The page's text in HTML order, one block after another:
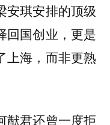
安琪安排的顶级
回国创业，更是
上海，而非更熟
猷君还曾一度拒